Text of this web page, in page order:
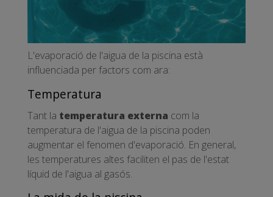
L'evaporació de l'aigua de la piscina està
influenciada per factors com ara:
Temperatura
Tant la temperatura externa com la
temperatura de l'aigua de la piscina poden
augmentar el fenomen d'evaporació. En general,
les temperatures altes faciliten el pas de l'estat
líquid de l'aigua al gasós.